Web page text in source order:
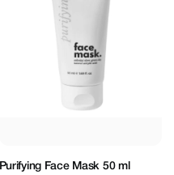
Purifying Face Mask 50 ml